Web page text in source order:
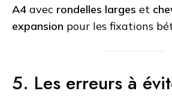
A4 avec rondelles larges et
expansion pour les fixations
5. Les erreurs à